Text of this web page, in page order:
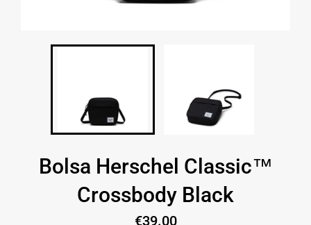
Bolsa Herschel Classic™
Crossbody Black
Preço
€39.00